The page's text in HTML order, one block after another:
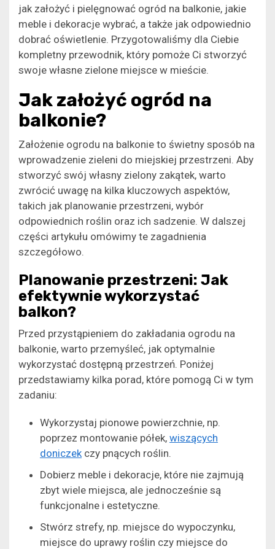
jak założyć i pielęgnować ogród na balkonie, jakie
meble i dekoracje wybrać, a także jak odpowiednio
dobrać oświetlenie. Przygotowaliśmy dla Ciebie
kompletny przewodnik, który pomoże Ci stworzyć
swoje własne zielone miejsce w mieście.
Jak założyć ogród na
balkonie?
Założenie ogrodu na balkonie to świetny sposób na
wprowadzenie zieleni do miejskiej przestrzeni. Aby
stworzyć swój własny zielony zakątek, warto
zwrócić uwagę na kilka kluczowych aspektów,
takich jak planowanie przestrzeni, wybór
odpowiednich roślin oraz ich sadzenie. W dalszej
części artykułu omówimy te zagadnienia
szczegółowo.
Planowanie przestrzeni: Jak
efektywnie wykorzystać
balkon?
Przed przystąpieniem do zakładania ogrodu na
balkonie, warto przemyśleć, jak optymalnie
wykorzystać dostępną przestrzeń. Poniżej
przedstawiamy kilka porad, które pomogą Ci w tym
zadaniu:
Wykorzystaj pionowe powierzchnie, np.
poprzez montowanie półek, wiszących
doniczek czy pnących roślin.
Dobierz meble i dekoracje, które nie zajmują
zbyt wiele miejsca, ale jednocześnie są
funkcjonalne i estetyczne.
Stwórz strefy, np. miejsce do wypoczynku,
miejsce do uprawy roślin czy miejsce do